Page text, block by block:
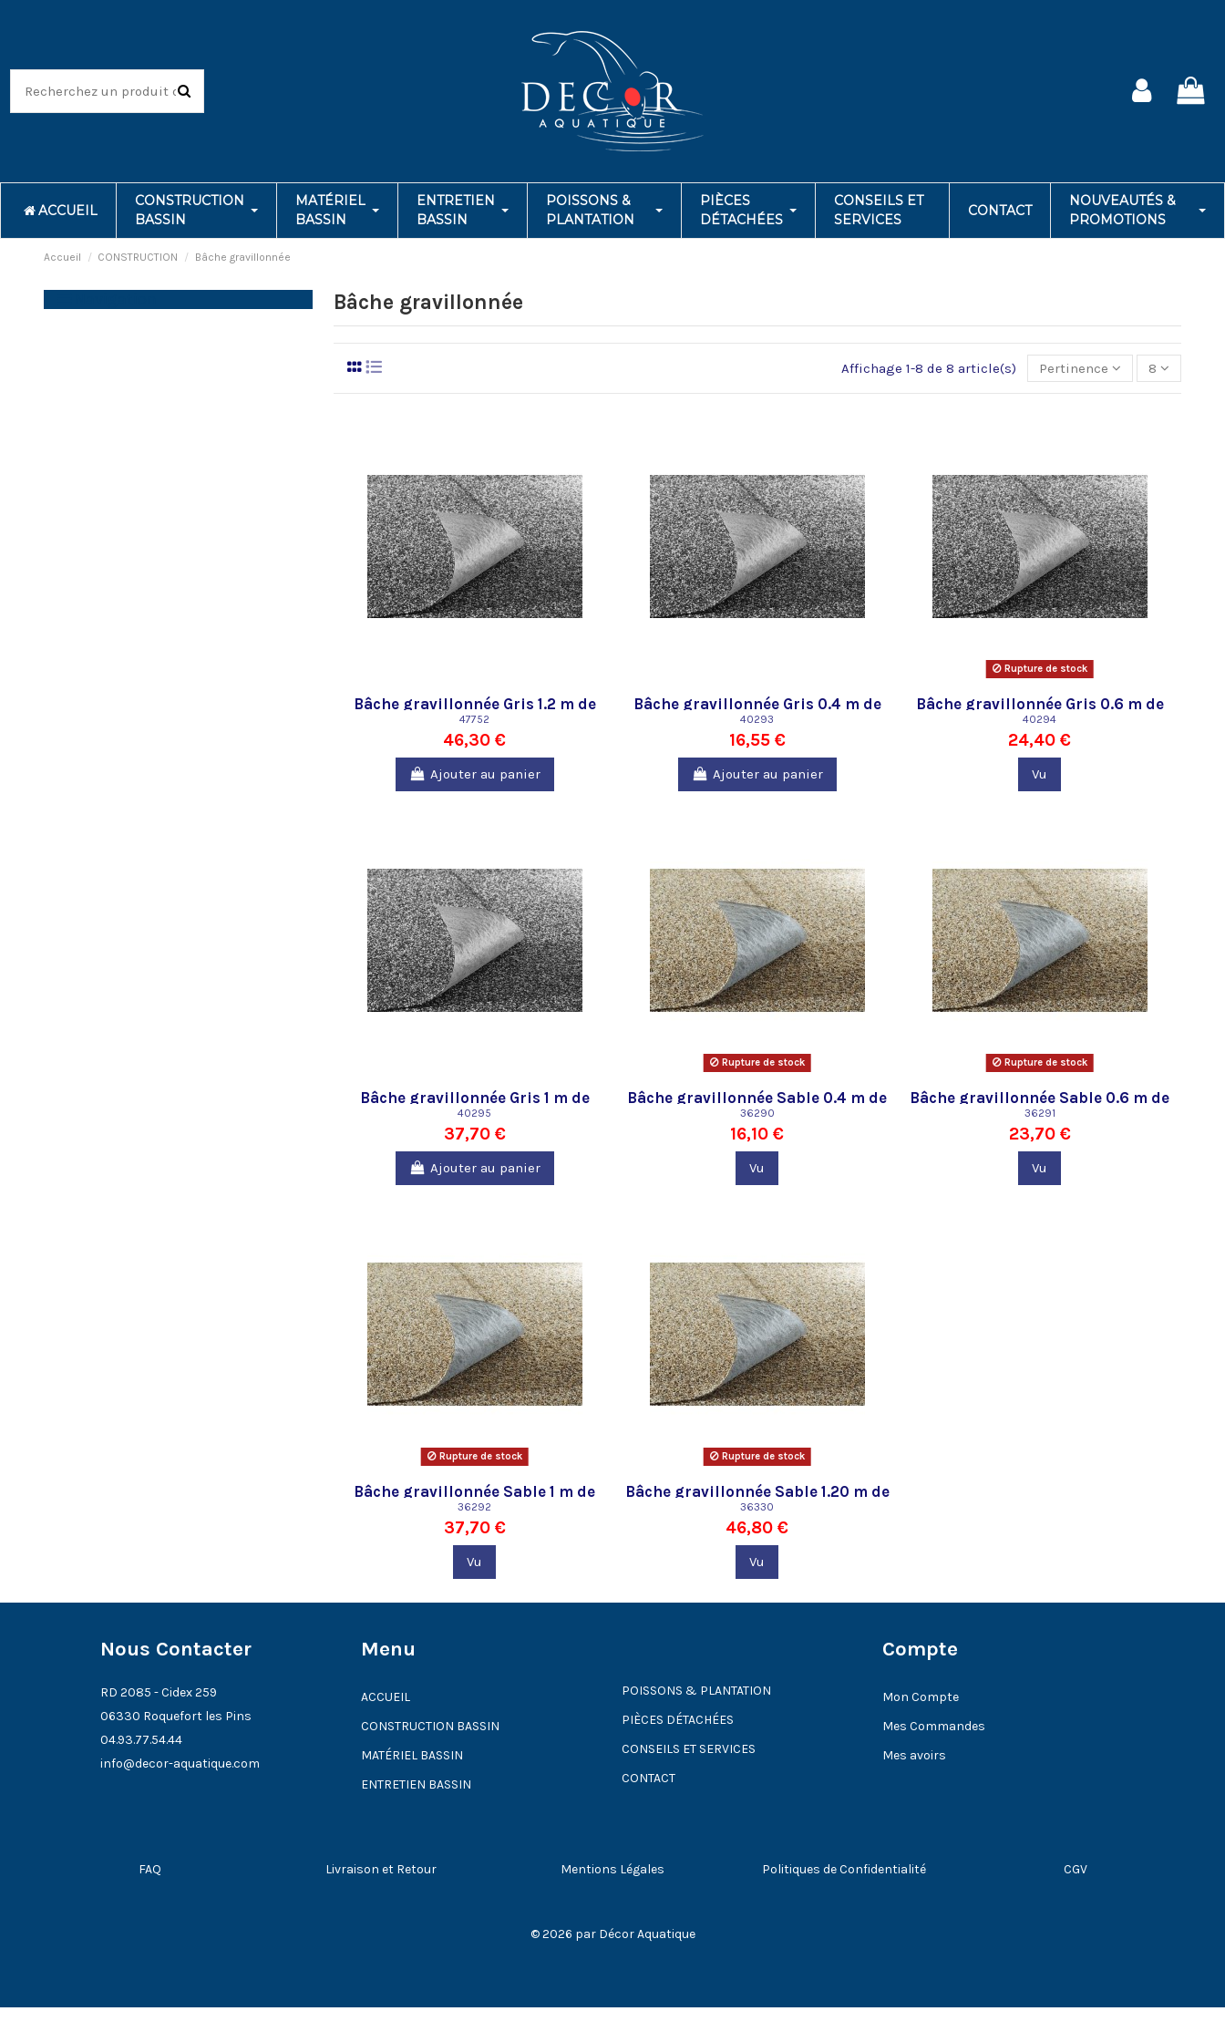
ACCUEIL
CONSTRUCTION
BASSIN
MATÉRIEL
BASSIN
ENTRETIEN
BASSIN
POISSONS &
PLANTATION
PIÈCES
DÉTACHÉES
CONSEILS ET
SERVICES
CONTACT
NOUVEAUTÉS &
PROMOTIONS
Accueil CONSTRUCTION Bâche gravillonnée
Bâche gravillonnée
Affichage 1-8 de 8 article(s) Pertinence 8
Bâche gravillonnée Gris 1.2 m de
large Oase
47752
46,30 €
Ajouter au panier
Bâche gravillonnée Gris 0.4 m de
large Oase
40293
16,55 €
Ajouter au panier
Rupture de stock
Bâche gravillonnée Gris 0.6 m de
large Oase
40294
24,40 €
Vu
Bâche gravillonnée Gris 1 m de
large Oase
40295
37,70 €
Ajouter au panier
Rupture de stock
Bâche gravillonnée Sable 0.4 m de
large Oase
36290
16,10 €
Vu
Rupture de stock
Bâche gravillonnée Sable 0.6 m de
large Oase
36291
23,70 €
Vu
Rupture de stock
Bâche gravillonnée Sable 1 m de
large Oase
36292
37,70 €
Vu
Rupture de stock
Bâche gravillonnée Sable 1.20 m de
large Oase
36330
46,80 €
Vu
Nous Contacter
RD 2085 - Cidex 259
06330 Roquefort les Pins
04.93.77.54.44
info@decor-aquatique.com
Menu
ACCUEIL
CONSTRUCTION BASSIN
MATÉRIEL BASSIN
ENTRETIEN BASSIN
POISSONS & PLANTATION
PIÈCES DÉTACHÉES
CONSEILS ET SERVICES
CONTACT
Compte
Mon Compte
Mes Commandes
Mes avoirs
FAQ Livraison et Retour Mentions Légales Politiques de Confidentialité CGV
© 2026 par Décor Aquatique